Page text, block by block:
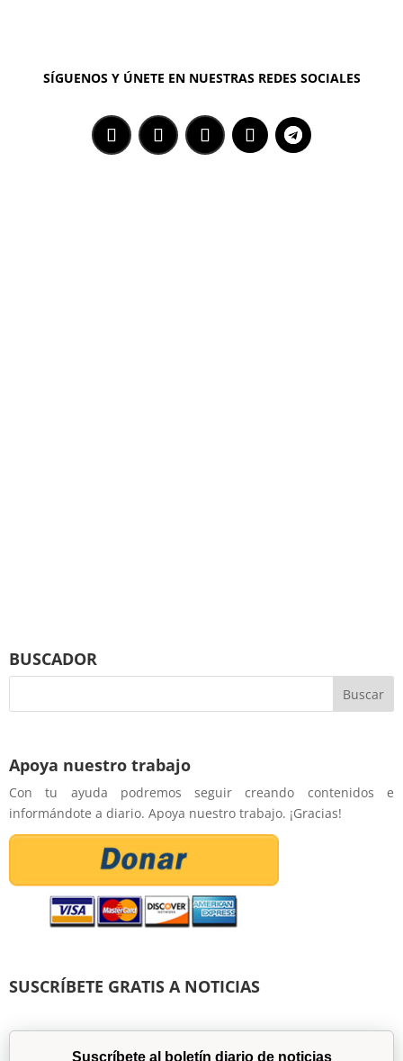
SÍGUENOS Y ÚNETE EN NUESTRAS REDES SOCIALES
BUSCADOR
Apoya nuestro trabajo
Con tu ayuda podremos seguir creando contenidos e
informándote a diario. Apoya nuestro trabajo. ¡Gracias!
SUSCRÍBETE GRATIS A NOTICIAS
Suscríbete al boletín diario de noticias